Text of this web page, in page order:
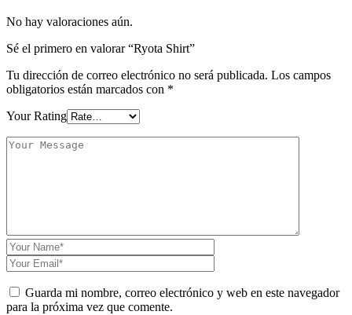
No hay valoraciones aún.
Sé el primero en valorar “Ryota Shirt”
Tu dirección de correo electrónico no será publicada. Los campos
obligatorios están marcados con *
Your Rating
Guarda mi nombre, correo electrónico y web en este navegador
para la próxima vez que comente.